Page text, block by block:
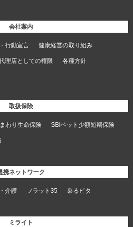
会社案内
行動宣言 健康経営の取り組み
理店としての権限
各種方針
取扱保険
わり生命保険 SBIペット少額短期保険
携ネットワーク
介護 フラット35 乗るピタ
ミライト